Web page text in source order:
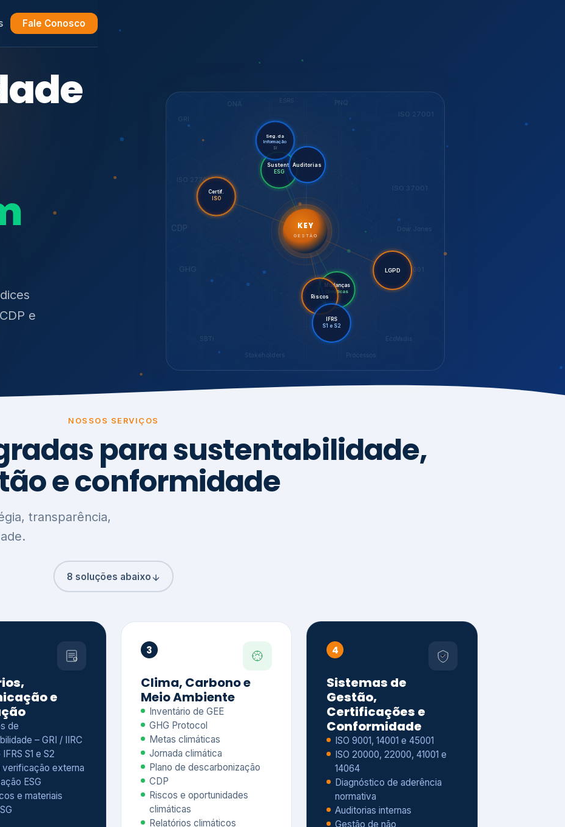
Fale Conosco
GRI
ISO 27001
ISO 27701
ISO 37001
GHG ISO 14001
ONA PNQ
Stakeholders Processos
ESRS
CDP Dow Jones
SBTi EcoVadis
Sustent.
ESG
Auditorias
Mudanças
Climáticas
Riscos
Certif.
Seg. da
Informação
SI
LGPD
IFRS
S1 e S2
KEY
GESTÃO
NOSSOS SERVIÇOS
para sustentabilidade,
e conformidade
transparência,
8 soluções abaixo
e
de
– GRI / IIRC
S1 e S2
verificação externa
ESG
e materiais
3
Clima, Carbono e
Meio Ambiente
Inventário de GEE
GHG Protocol
Metas climáticas
Jornada climática
Plano de descarbonização
CDP
Riscos e oportunidades
climáticas
Relatórios climáticos
4
Sistemas de
Gestão,
Certificações e
Conformidade
ISO 9001, 14001 e 45001
ISO 20000, 22000, 41001 e
14064
Diagnóstico de aderência
normativa
Auditorias internas
Gestão de não